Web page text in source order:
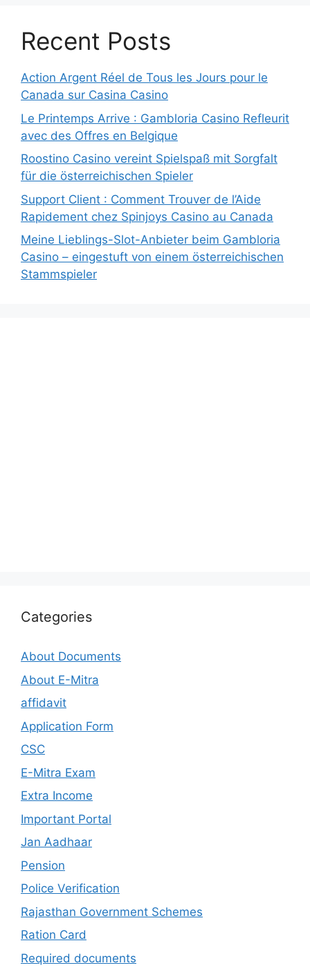
Recent Posts
Action Argent Réel de Tous les Jours pour le
Canada sur Casina Casino
Le Printemps Arrive : Gambloria Casino Refleurit
avec des Offres en Belgique
Roostino Casino vereint Spielspaß mit Sorgfalt
für die österreichischen Spieler
Support Client : Comment Trouver de l’Aide
Rapidement chez Spinjoys Casino au Canada
Meine Lieblings-Slot-Anbieter beim Gambloria
Casino – eingestuft von einem österreichischen
Stammspieler
Categories
About Documents
About E-Mitra
affidavit
Application Form
CSC
E-Mitra Exam
Extra Income
Important Portal
Jan Aadhaar
Pension
Police Verification
Rajasthan Government Schemes
Ration Card
Required documents